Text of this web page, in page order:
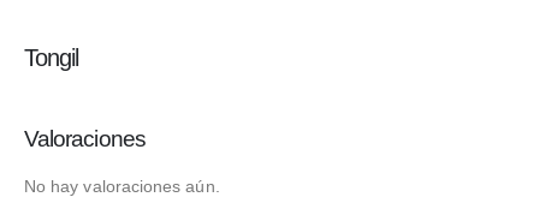
Tongil
Valoraciones
No hay valoraciones aún.